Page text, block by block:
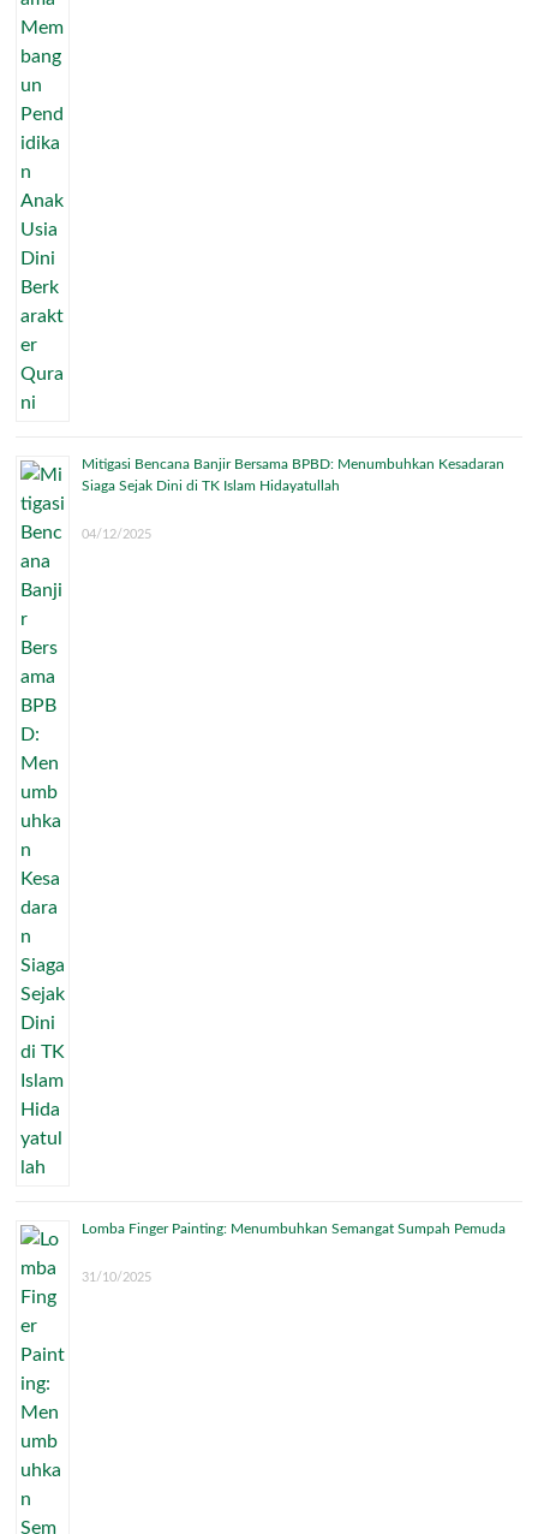
Mitigasi Bencana Banjir Bersama BPBD: Menumbuhkan Kesadaran
Siaga Sejak Dini di TK Islam Hidayatullah
04/12/2025
Lomba Finger Painting: Menumbuhkan Semangat Sumpah Pemuda
31/10/2025